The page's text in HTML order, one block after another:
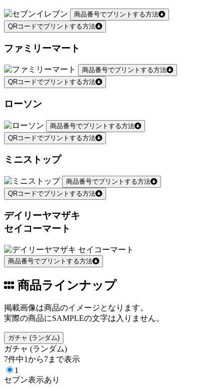
商品番号でプリントする方法
QRコードでプリントする方法
ファミリーマート
商品番号でプリントする方法
QRコードでプリントする方法
ローソン
商品番号でプリントする方法
QRコードでプリントする方法
ミニストップ
商品番号でプリントする方法
QRコードでプリントする方法
デイリーヤマザキ
セイコーマート
商品番号でプリントする方法
商品ラインナップ
掲載画像は商品のイメージとなります。
実際の商品にSAMPLEの文字は入りません。
ガチャ (ランダム)
ガチャ (ランダム)
7件中1から7まで表示
1
セブン表示あり